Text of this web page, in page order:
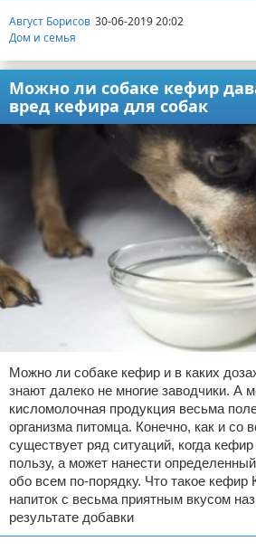
Август Борисов 30-06-2019 20:02
Дом и семья
Можно ли собаке кефир
вред кефира для собак
Можно ли собаке кефир и в каких
знают далеко не многие заводчики. А
кисломолочная продукция весьма
организма питомца. Конечно, как и со
существует ряд ситуаций, когда
пользу, а может нанести
обо всем по-порядку. Что такое
напиток с весьма приятным вкусом
результате добавки